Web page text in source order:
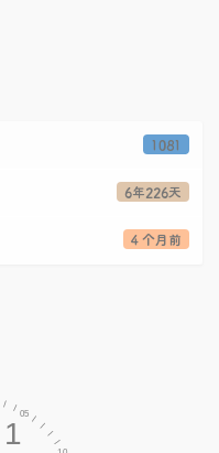
1081
6年226天
4 个月前